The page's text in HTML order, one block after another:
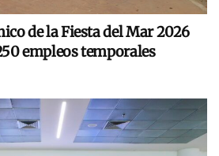
de la Fiesta del Mar 2026
empleos temporales